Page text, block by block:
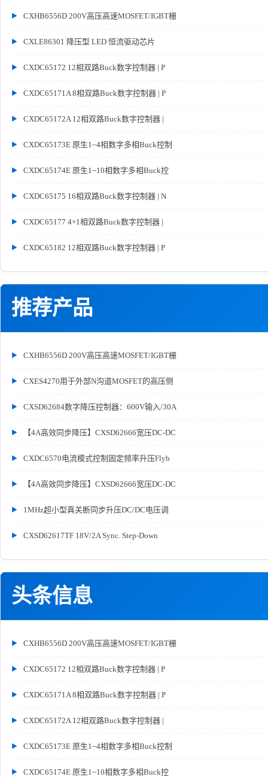
CXHB6556D 200V高压高速MOSFET/IGBT栅
CXLE86301 降压型 LED 恒流驱动芯片
CXDC65172 12相双路Buck数字控制器 | P
CXDC65171A 8相双路Buck数字控制器 | P
CXDC65172A 12相双路Buck数字控制器 |
CXDC65173E 原生1~4相数字多相Buck控制
CXDC65174E 原生1~10相数字多相Buck控
CXDC65175 16相双路Buck数字控制器 | N
CXDC65177 4+1相双路Buck数字控制器 |
CXDC65182 12相双路Buck数字控制器 | P
推荐产品
CXHB6556D 200V高压高速MOSFET/IGBT栅
CXES4270用于外部N沟道MOSFET的高压侧
CXSD62684数字降压控制器：600V输入/30A
【4A高效同步降压】CXSD62666宽压DC-DC
CXDC6570电流模式控制固定频率升压Flyb
【4A高效同步降压】CXSD62666宽压DC-DC
1MHz超小型真关断同步升压DC/DC电压调
CXSD62617TF 18V/2A Sync. Step-Down
头条信息
CXHB6556D 200V高压高速MOSFET/IGBT栅
CXDC65172 12相双路Buck数字控制器 | P
CXDC65171A 8相双路Buck数字控制器 | P
CXDC65172A 12相双路Buck数字控制器 |
CXDC65173E 原生1~4相数字多相Buck控制
CXDC65174E 原生1~10相数字多相Buck控